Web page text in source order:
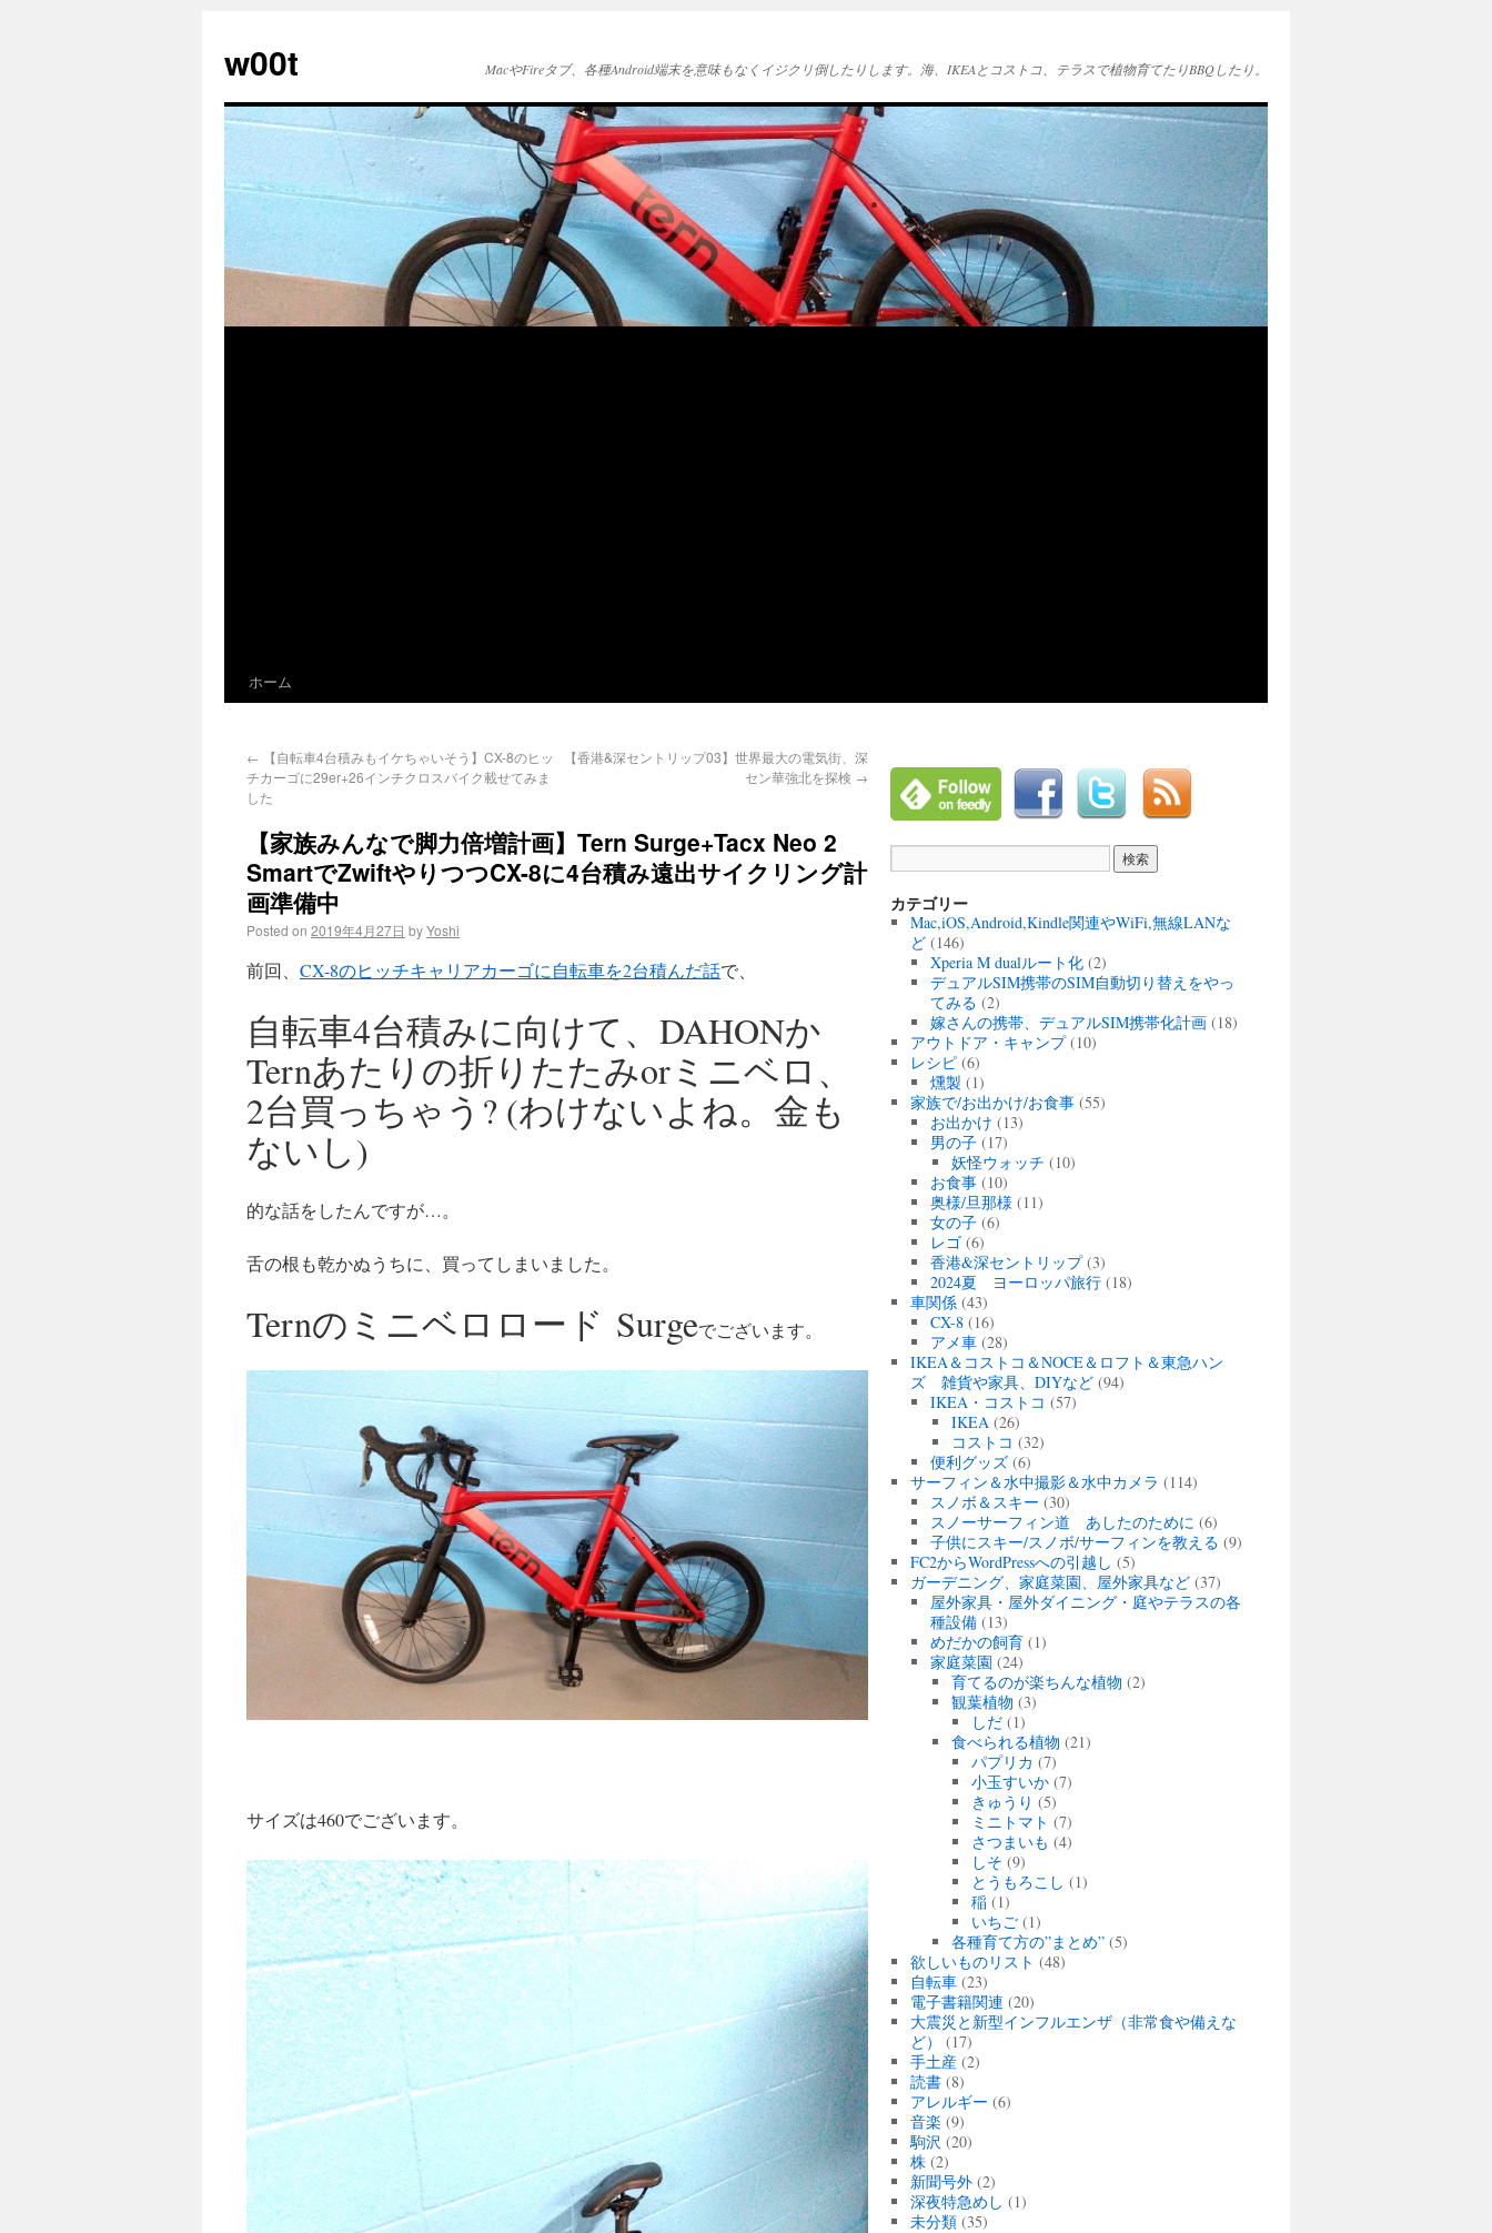
w00t MacやFireタブ、各種Android端末を意味もなくイジクリ倒したりします。海、IKEAとコストコ、テラスで植物育てたりBBQしたり。
ホーム
← 【自転車4台積みもイケちゃいそう】CX-8のヒッ
チカーゴに29er+26インチクロスバイク載せてみま
した
【香港&深セントリップ03】世界最大の電気街、深
セン華強北を探検 →
【家族みんなで脚力倍増計画】Tern Surge+Tacx Neo 2
SmartでZwiftやりつつCX-8に4台積み遠出サイクリング計
画準備中
Posted on 2019年4月27日 byYoshi
前回、 CX-8のヒッチキャリアカーゴに自転車を2台積んだ話で、
自転車4台積みに向けて、DAHONか
Ternあたりの折りたたみorミニベロ、
2台買っちゃう? (わけないよね。金も
ないし)
的な話をしたんですが…。
舌の根も乾かぬうちに、買ってしまいました。
Ternのミニベロロード Surgeでございます。
サイズは460でございます。
カテゴリー
Mac,iOS,Android,Kindle関連やWiFi,無線LANな
ど (146)
Xperia M dualルート化 (2)
デュアルSIM携帯のSIM自動切り替えをやっ
てみる (2)
嫁さんの携帯、デュアルSIM携帯化計画 (18)
アウトドア・キャンプ(10)
レシピ (6)
燻製 (1)
家族で/お出かけ/お食事 (55)
お出かけ (13)
男の子 (17)
妖怪ウォッチ (10)
お食事 (10)
奥様/旦那様 (11)
女の子 (6)
レゴ (6)
香港&深セントリップ(3)
2024夏 ヨーロッパ旅行 (18)
車関係 (43)
CX-8 (16)
アメ車 (28)
IKEA＆コストコ＆NOCE＆ロフト＆東急ハン
ズ 雑貨や家具、DIYなど (94)
IKEA・コストコ (57)
IKEA(26)
コストコ (32)
便利グッズ (6)
サーフィン＆水中撮影＆水中カメラ (114)
スノボ＆スキー (30)
スノーサーフィン道 あしたのために (6)
子供にスキー/スノボ/サーフィンを教える (9)
FC2からWordPressへの引越し (5)
ガーデニング、家庭菜園、屋外家具など (37)
屋外家具・屋外ダイニング・庭やテラスの各
種設備 (13)
めだかの飼育 (1)
家庭菜園 (24)
育てるのが楽ちんな植物 (2)
観葉植物 (3)
しだ(1)
食べられる植物 (21)
パプリカ (7)
小玉すいか(7)
きゅうり (5)
ミニトマト (7)
さつまいも (4)
しそ (9)
とうもろこし (1)
稲(1)
いちご(1)
各種育て方の”まとめ”(5)
欲しいものリスト (48)
自転車 (23)
電子書籍関連 (20)
大震災と新型インフルエンザ（非常食や備えな
ど）
(17)
手土産 (2)
読書 (8)
アレルギー (6)
音楽 (9)
駒沢 (20)
株 (2)
新聞号外 (2)
深夜特急めし (1)
未分類 (35)